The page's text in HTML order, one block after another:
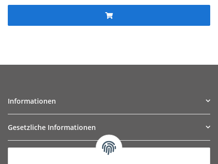
Informationen
Gesetzliche Informationen